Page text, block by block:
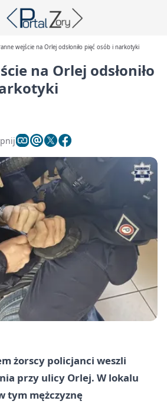
wejście na Orlej odsłoniło pięć osób i narkotyki
na Orlej odsłoniło
żorscy policjanci weszli
przy ulicy Orlej. W lokalu
tym mężczyznę